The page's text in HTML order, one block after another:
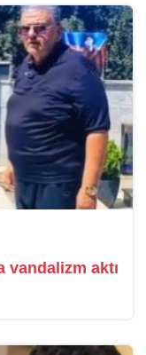
vandalizm aktı